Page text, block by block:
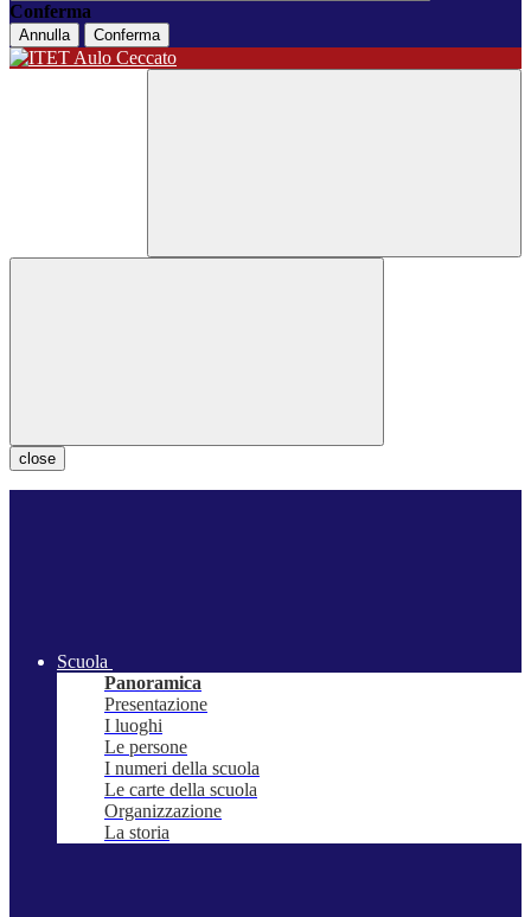
Conferma
Annulla Conferma
close
Scuola
Panoramica
Presentazione
I luoghi
Le persone
I numeri della scuola
Le carte della scuola
Organizzazione
La storia